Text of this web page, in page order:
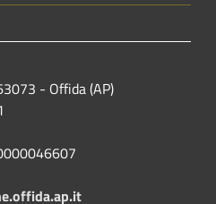
- Offida (AP)